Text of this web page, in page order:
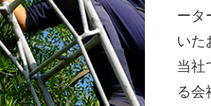
ータ
いた
当社
る会